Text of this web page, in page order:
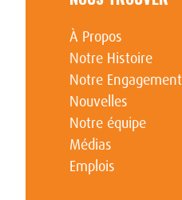
À Propos
Notre Histoire
Notre Engagement
Nouvelles
Notre équipe
Médias
Emplois